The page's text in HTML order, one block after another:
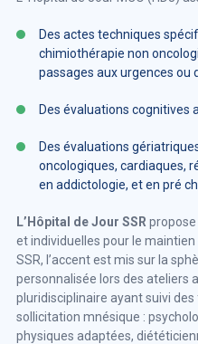
Des actes techniques
chimiothérapie non
passages aux urgences ou
Des évaluations cognitives
Des évaluations
oncologiques, cardiaques,
en addictologie, et en pré
L’Hôpital de Jour SSR propose
et individuelles pour le maintien
SSR, l’accent est mis sur la
personnalisée lors des ateliers
pluridisciplinaire ayant suivi
sollicitation mnésique :
physiques adaptées,